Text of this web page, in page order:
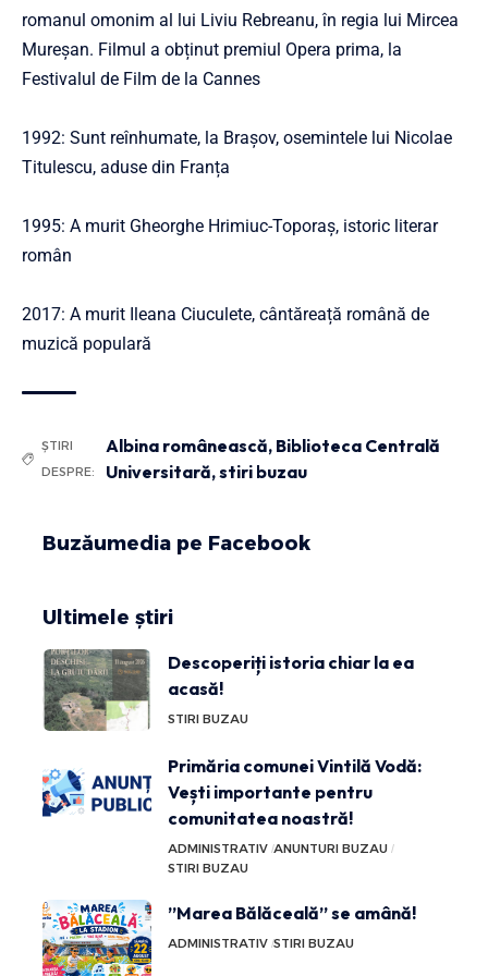
romanul omonim al lui Liviu Rebreanu, în regia lui Mircea
Mureșan. Filmul a obținut premiul Opera prima, la
Festivalul de Film de la Cannes
1992: Sunt reînhumate, la Brașov, osemintele lui Nicolae
Titulescu, aduse din Franța
1995: A murit Gheorghe Hrimiuc-Toporaș, istoric literar
român
2017: A murit Ileana Ciuculete, cântăreață română de
muzică populară
ȘTIRI
DESPRE:
Albina românească, Biblioteca Centrală
Universitară,stiri buzau
Buzăumedia pe Facebook
Ultimele știri
Descoperiți istoria chiar la ea
acasă!
STIRI BUZAU
Primăria comunei Vintilă Vodă:
Vești importante pentru
comunitatea noastră!
ADMINISTRATIV ANUNTURI BUZAU
STIRI BUZAU
”Marea Bălăceală” se amână!
ADMINISTRATIV STIRI BUZAU